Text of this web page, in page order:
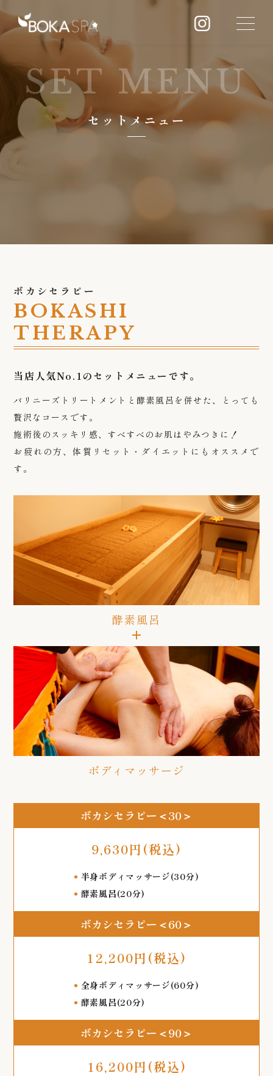
SET MENU
セットメニュー
ボカシセラピー
BOKASHI
THERAPY
当店人気No.1のセットメニューです。
バリニーズトリートメントと酵素風呂を併せた、とっても
贅沢なコースです。
施術後のスッキリ感、すべすべのお肌はやみつきに！
お疲れの方、体質リセット・ダイエットにもオススメで
す。
酵素風呂
ボディマッサージ
ボカシセラピー＜30＞
9,630円(税込)
半身ボディマッサージ(30分)
酵素風呂(20分)
ボカシセラピー＜60＞
12,200円(税込)
全身ボディマッサージ(60分)
酵素風呂(20分)
ボカシセラピー＜90＞
16,200円(税込)